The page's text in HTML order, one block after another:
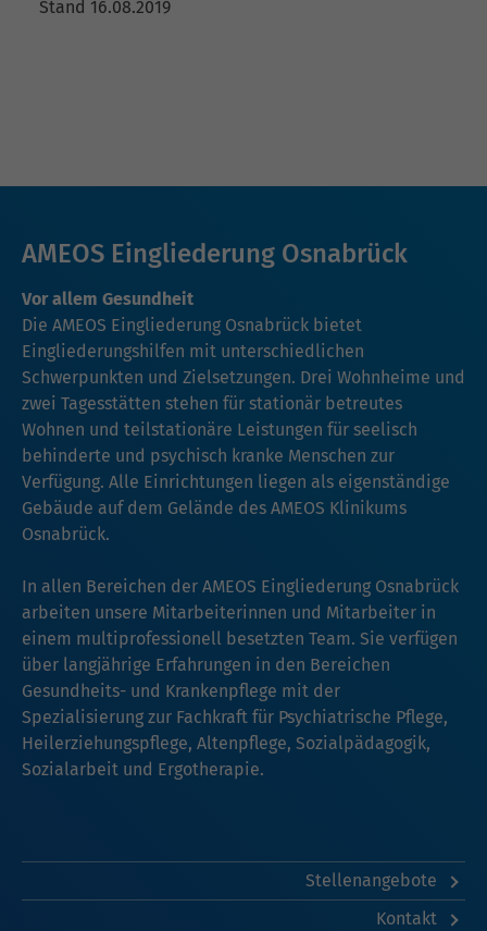
Stand 16.08.2019
AMEOS Eingliederung Osnabrück
Vor allem Gesundheit
Die AMEOS Eingliederung Osnabrück bietet
Eingliederungshilfen mit unterschiedlichen
Schwerpunkten und Zielsetzungen. Drei Wohnheime und
zwei Tagesstätten stehen für stationär betreutes
Wohnen und teilstationäre Leistungen für seelisch
behinderte und psychisch kranke Menschen zur
Verfügung. Alle Einrichtungen liegen als eigenständige
Gebäude auf dem Gelände des AMEOS Klinikums
Osnabrück.
In allen Bereichen der AMEOS Eingliederung Osnabrück
arbeiten unsere Mitarbeiterinnen und Mitarbeiter in
einem multiprofessionell besetzten Team. Sie verfügen
über langjährige Erfahrungen in den Bereichen
Gesundheits- und Krankenpflege mit der
Spezialisierung zur Fachkraft für Psychiatrische Pflege,
Heilerziehungspflege, Altenpflege, Sozialpädagogik,
Sozialarbeit und Ergotherapie.
Stellenangebote
Kontakt